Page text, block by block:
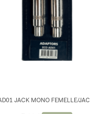
JACK MONO FEMELLE/